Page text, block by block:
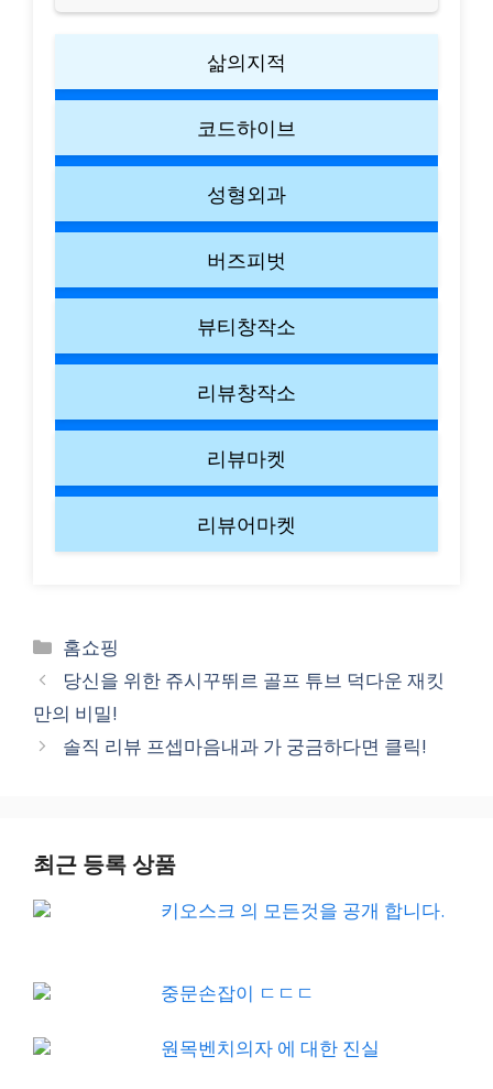
삶의지적
코드하이브
성형외과
버즈피벗
뷰티창작소
리뷰창작소
리뷰마켓
리뷰어마켓
Categories
홈쇼핑
당신을 위한 쥬시꾸뛰르 골프 튜브 덕다운 재킷
만의 비밀!
솔직 리뷰 프셉마음내과 가 궁금하다면 클릭!
최근 등록 상품
키오스크 의 모든것을 공개 합니다.
중문손잡이 ㄷㄷㄷ
원목벤치의자 에 대한 진실